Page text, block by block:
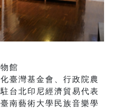
館
臺灣基金會、行政院農
台北印尼經濟貿易代表
南藝術大學民族音樂學